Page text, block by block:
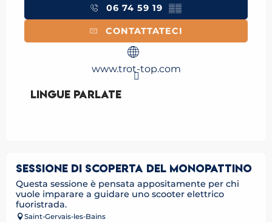
06 74 59 19 ▒▒
CONTATTATECI
www.trot-top.com
Lingue parlate
Lingue parlate
SESSIONE DI SCOPERTA DEL MONOPATTINO
Questa sessione è pensata appositamente per chi
vuole imparare a guidare uno scooter elettrico
fuoristrada.
Saint-Gervais-les-Bains